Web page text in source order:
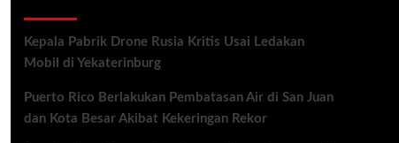
Kepala Pabrik Drone Rusia Kritis Usai Ledakan
Mobil di Yekaterinburg
Puerto Rico Berlakukan Pembatasan Air di San Juan
dan Kota Besar Akibat Kekeringan Rekor